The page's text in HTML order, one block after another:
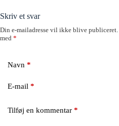
Skriv et svar
Din e-mailadresse vil ikke blive publiceret.
med *
Navn *
E-mail *
Tilføj en kommentar *